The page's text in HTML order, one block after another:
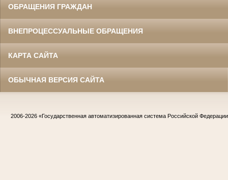
ОБРАЩЕНИЯ ГРАЖДАН
ВНЕПРОЦЕССУАЛЬНЫЕ ОБРАЩЕНИЯ
КАРТА САЙТА
ОБЫЧНАЯ ВЕРСИЯ САЙТА
2006-2026 «Государственная автоматизированная система Российской